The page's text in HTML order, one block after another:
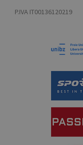
P.IVA IT00136120219